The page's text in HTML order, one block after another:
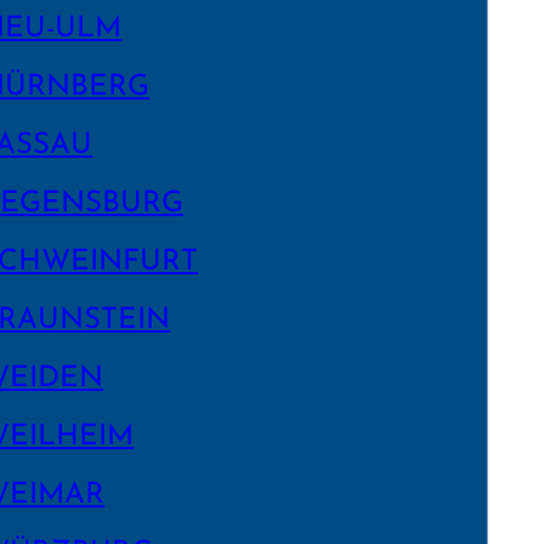
ULM